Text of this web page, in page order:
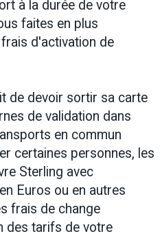
à la durée de votre
faites en plus
d'activation de
de devoir sortir sa carte
de validation dans
en commun
certaines personnes, les
Sterling avec
Euros ou en autres
frais de change
des tarifs de votre